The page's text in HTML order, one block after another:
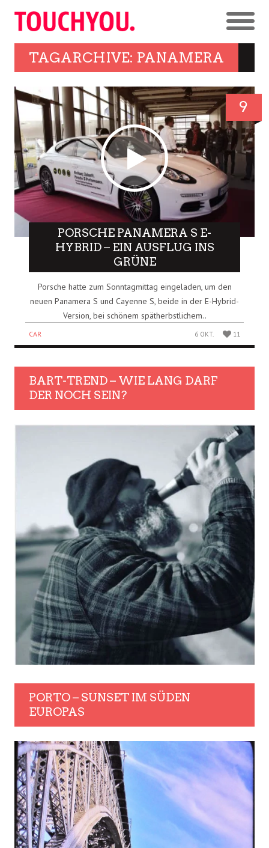
TAGARCHIVE: PANAMERA
9
PORSCHE PANAMERA S E-
HYBRID – EIN AUSFLUG INS
GRÜNE
Porsche hatte zum Sonntagmittag eingeladen, um den
neuen Panamera S und Cayenne S, beide in der E-Hybrid-
Version, bei schönem spätherbstlichem..
CAR 6 OKT. 11
BART-TREND – WIE LANG DARF
DER NOCH SEIN?
PORTO – SUNSET IM SÜDEN
EUROPAS